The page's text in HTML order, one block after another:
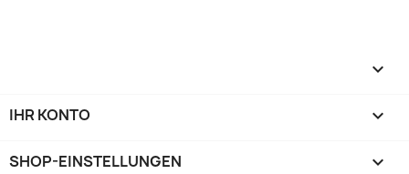

IHR KONTO 
SHOP-EINSTELLUNGEN keyboard_arrow_down